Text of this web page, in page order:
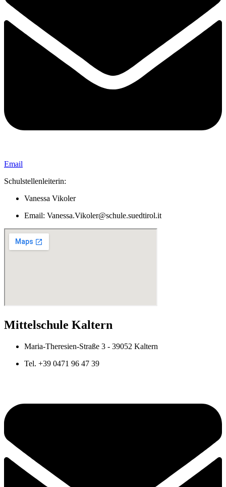
Email
Schulstellenleiterin:
Vanessa Vikoler
Email: Vanessa.Vikoler@schule.suedtirol.it
Mittelschule Kaltern
Maria-Theresien-Straße 3 - 39052 Kaltern
Tel. +39 0471 96 47 39